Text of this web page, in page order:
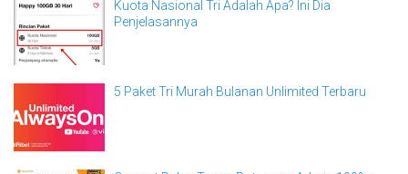
Kuota Nasional Tri Adalah Apa? Ini Dia
Penjelasannya
5 Paket Tri Murah Bulanan Unlimited Terbaru